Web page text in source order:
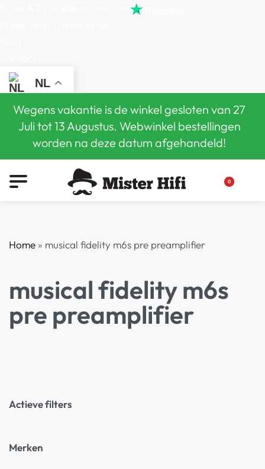
NL
Wegens vakantie is de winkel gesloten van 27
Juli tot 13 Augustus. Webwinkel bestellingen
worden na deze datum afgehandeld!
0
Home » musical fidelity m6s pre preamplifier
musical fidelity m6s
pre preamplifier
Actieve filters
Merken